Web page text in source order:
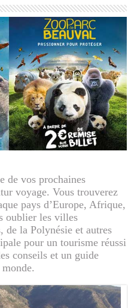
de vos prochaines
voyage. Vous trouverez
pays d’Europe, Afrique,
oublier les villes
de la Polynésie et autres
pour un tourisme réussi
conseils et un guide